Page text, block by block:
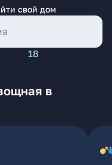
свой дом
18
в